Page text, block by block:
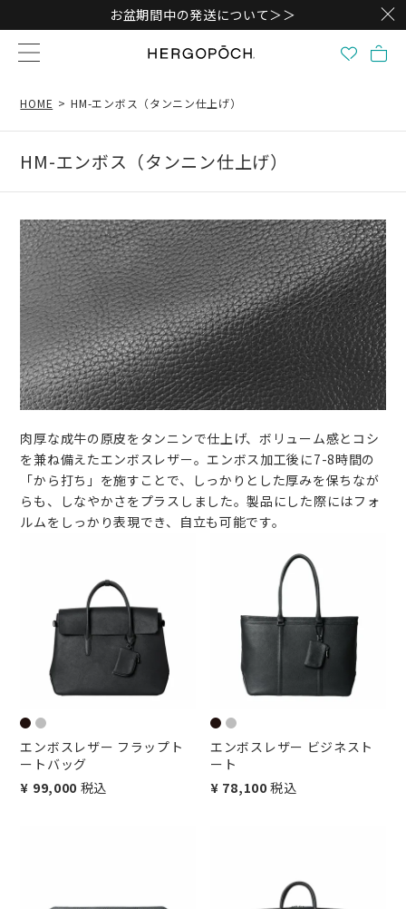
お盆期間中の発送について＞＞
HOME HM-エンボス（タンニン仕上げ）
HM-エンボス（タンニン仕上げ）
肉厚な成牛の原皮をタンニンで仕上げ、ボリューム感とコシ
を兼ね備えたエンボスレザー。エンボス加工後に7-8時間の
「から打ち」を施すことで、しっかりとした厚みを保ちなが
らも、しなやかさをプラスしました。製品にした際にはフォ
ルムをしっかり表現でき、自立も可能です。
エンボスレザー フラップト
ートバッグ
¥ 99,000 税込
エンボスレザー ビジネスト
ート
¥ 78,100 税込